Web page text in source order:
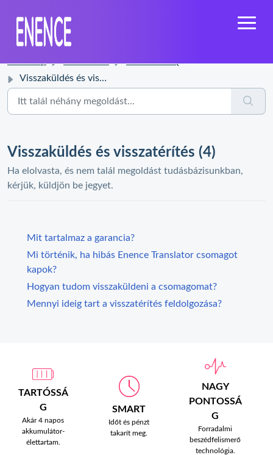
Visszaküldés és visszatérítés
Visszaküldés és visszatérítés (4)
Ha elolvasta, és nem talál megoldást tudásbázisunkban,
kérjük, küldjön be jegyet.
Mit tartalmaz a garancia?
Mi történik, ha hibás Enence Translator csomagot
kapok?
Hogyan tudom visszaküldeni a csomagomat?
Mennyi ideig tart a visszatérítés feldolgozása?
TARTÓSSÁ
G
Akár 4 napos
akkumulátor-
élettartam.
SMART
Időt és pénzt
takarít meg.
NAGY
PONTOSSÁ
G
Forradalmi
beszédfelismerő
technológia.